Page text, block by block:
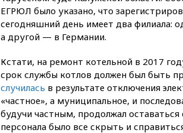
ЕГРЮЛ было указано, что
сегодняшний день имеет два филиала:
а другой — в Германии.
Кстати, на ремонт котельной в 2017
срок службы котлов должен был быть
случилась в результате отключения
«частное», а муниципальное, и
будучи частным, продолжал
персонала было все скрыть и